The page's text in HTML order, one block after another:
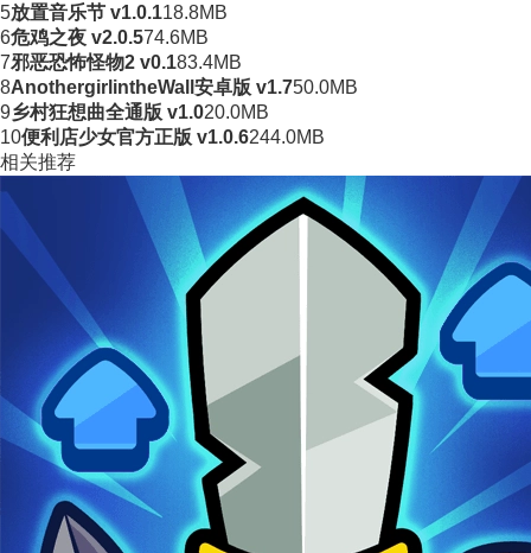
5放置音乐节 v1.0.118.8MB
6危鸡之夜 v2.0.574.6MB
7邪恶恐怖怪物2 v0.183.4MB
8AnothergirlintheWall安卓版 v1.750.0MB
9乡村狂想曲全通版 v1.020.0MB
10便利店少女官方正版 v1.0.6244.0MB
相关推荐